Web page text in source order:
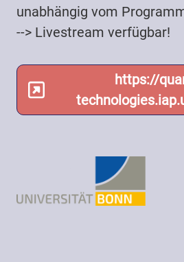
unabhängig vom
--> Livestream verfügbar!
https://